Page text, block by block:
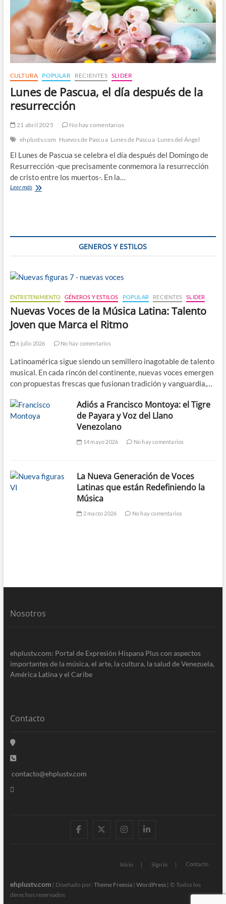
CULTURA POPULAR RECIENTES SLIDER
Lunes de Pascua, el día después de la
resurrección
21 abril 2025
No hay comentarios
ehplustv.com Huevos de Pascua Lunes de Pascua Lunes del Ángel
El Lunes de Pascua se celebra el día después del Domingo de
Resurrección -que precisamente conmemora la resurrección
de cristo entre los muertos-. En la…
Leer másLunes
GENEROS Y ESTILOS
ENTRETENIMIENTO GÉNEROS Y ESTILOS POPULAR RECIENTES SLIDER
Nuevas Voces de la Música Latina: Talento
Joven que Marca el Ritmo
6 julio 2026 No hay comentarios
Latinoamérica sigue siendo un semillero inagotable de talento
musical. En cada rincón del continente, nuevas voces emergen
con propuestas frescas que fusionan tradición y vanguardia,…
Adiós a Francisco Montoya: el Tigre
de Payara y Voz del Llano
Venezolano
14 mayo 2026 No hay comentarios
La Nueva Generación de Voces
Latinas que están Redefiniendo la
Música
2 marzo 2026 No hay comentarios
Nosotros
ehplustv.com: Portal de Expresión Hispana Plus con aspectos
importantes de la música, el arte, la cultura, la salud de Venezuela,
América Latina y el Caribe
Contacto
contacto@ehplustv.com
facebooktwitterinstagram
linkedin
Inicio Sign in Contacto
ehplustv.com | Diseñado por: Theme Freesia| WordPress| © Todos los
derechos reservados